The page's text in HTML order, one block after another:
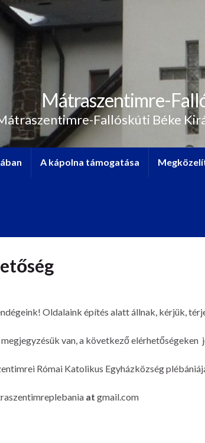
Mátraszentimre-
Fallóskúti Béke
A kápolna támogatása
Oldalaink építés alatt állnak, kérjük,
van, a következő elérhetőségeken
Római Katolikus Egyházközség
at gmail.com